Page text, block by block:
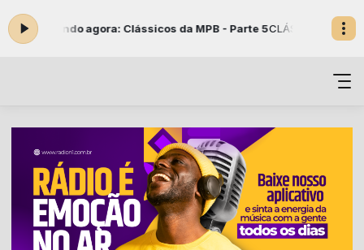
agora: Clássicos da MPB - Parte 5 CLÁSSICOS DA MPB com